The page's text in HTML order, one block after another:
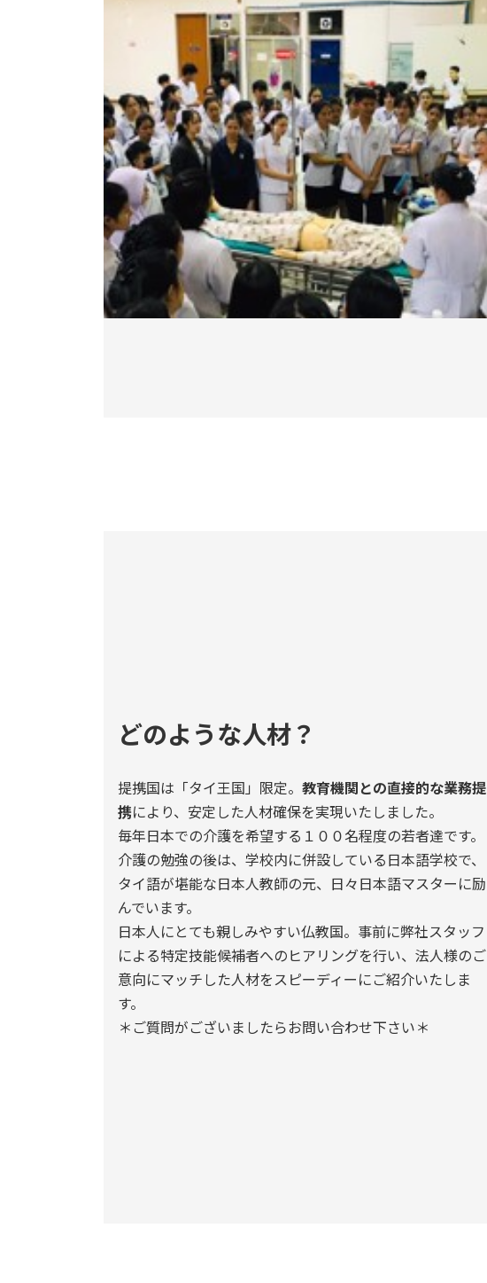
どのような人材？
提携国は「タイ王国」限定。 教育機関との直接的な業務提
携により、安定した人材確保を実現いたしました。
毎年日本での介護を希望する１００名程度の若者達です。
介護の勉強の後は、学校内に併設している日本語学校で、
タイ語が堪能な日本人教師の元、日々日本語マスターに励
んでいます。
日本人にとても親しみやすい仏教国。事前に弊社スタッフ
による特定技能候補者へのヒアリングを行い、法人様のご
意向にマッチした人材をスピーディーにご紹介いたしま
す。
＊ご質問がございましたらお問い合わせ下さい＊